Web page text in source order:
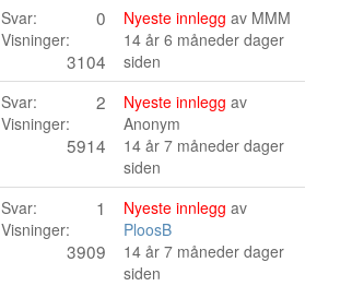
Svar: 0
Visninger:
3104
Nyeste innlegg av MMM
14 år 6 måneder dager
siden
Svar: 2
Visninger:
5914
Nyeste innlegg av
Anonym
14 år 7 måneder dager
siden
Svar: 1
Visninger:
3909
Nyeste innlegg av
PloosB
14 år 7 måneder dager
siden